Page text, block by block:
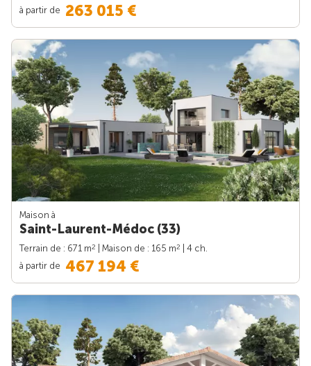
à partir de 263 015 €
Maison à
Saint-Laurent-Médoc (33)
Terrain de : 671 m2 | Maison de : 165 m2
| 4 ch.
à partir de 467 194 €